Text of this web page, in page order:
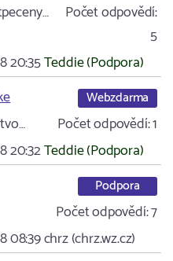
Počet odpovědí:
5
20:35Teddie (Podpora)
Webzdarma
Počet odpovědí:1
20:32Teddie (Podpora)
Podpora
Počet odpovědí:7
08:39chrz (chrz.wz.cz)